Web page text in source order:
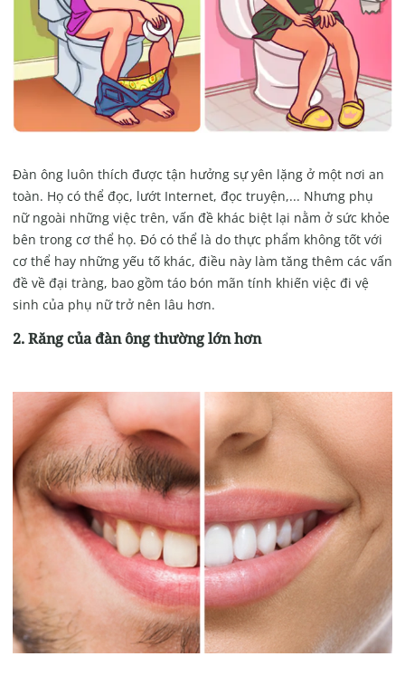
Đàn ông luôn thích được tận hưởng sự yên lặng ở một nơi an
toàn. Họ có thể đọc, lướt Internet, đọc truyện,... Nhưng phụ
nữ ngoài những việc trên, vấn đề khác biệt lại nằm ở sức khỏe
bên trong cơ thể họ. Đó có thể là do thực phẩm không tốt với
cơ thể hay những yếu tố khác, điều này làm tăng thêm các vấn
đề về đại tràng, bao gồm táo bón mãn tính khiến việc đi vệ
sinh của phụ nữ trở nên lâu hơn.
2. Răng của đàn ông thường lớn hơn